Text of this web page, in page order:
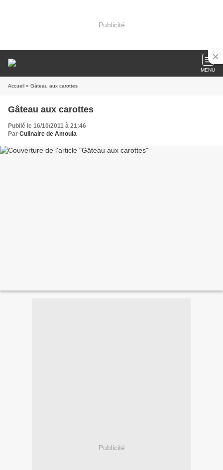
Publicité
MENU
Accueil » Gâteau aux carottes
Gâteau aux carottes
Publié le 16/10/2011 à 21:46
Par Culinaire de Amoula
Publicité